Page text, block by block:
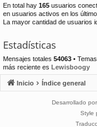
En total hay 165 usuarios
en usuarios activos en los
La mayor cantidad de usuarios
Estadísticas
Mensajes totales 54063 •
más reciente es Lewisboogy
Inicio Índice general
Desarrollado por
Style